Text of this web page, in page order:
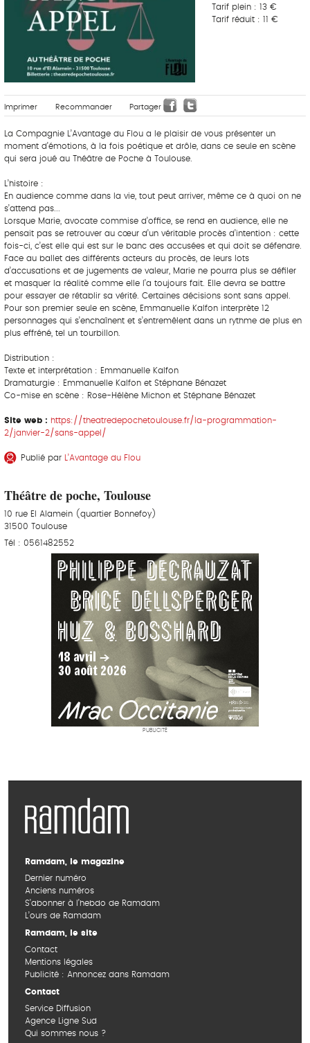
Tarif plein : 13 €
Tarif réduit : 11 €
Imprimer Recommander Partager
La Compagnie L’Avantage du Flou a le plaisir de vous présenter un
moment d’émotions, à la fois poétique et drôle, dans ce seule en scène
qui sera joué au Théâtre de Poche à Toulouse.
L’histoire :
En audience comme dans la vie, tout peut arriver, même ce à quoi on ne
s’attend pas...
Lorsque Marie, avocate commise d’office, se rend en audience, elle ne
pensait pas se retrouver au cœur d’un véritable procès d’intention : cette
fois-ci, c’est elle qui est sur le banc des accusées et qui doit se défendre.
Face au ballet des différents acteurs du procès, de leurs lots
d’accusations et de jugements de valeur, Marie ne pourra plus se défiler
et masquer la réalité comme elle l’a toujours fait. Elle devra se battre
pour essayer de rétablir sa vérité. Certaines décisions sont sans appel.
Pour son premier seule en scène, Emmanuelle Kalfon interprète 12
personnages qui s’enchaînent et s’entremêlent dans un rythme de plus en
plus effréné, tel un tourbillon.
Distribution :
Texte et interprétation : Emmanuelle Kalfon
Dramaturgie : Emmanuelle Kalfon et Stéphane Bénazet
Co-mise en scène : Rose-Hélène Michon et Stéphane Bénazet
Site web : https://theatredepochetoulouse.fr/la-programmation-
2/janvier-2/sans-appel/
Publié par L’Avantage du Flou
Théâtre de poche, Toulouse
10 rue El Alamein (quartier Bonnefoy)
31500 Toulouse
Tél : 0561482552
PUBLICITÉ
Ramdam, le magazine
Dernier numéro
Anciens numéros
S’abonner à l’hebdo de Ramdam
L’ours de Ramdam
Ramdam, le site
Contact
Mentions légales
Publicité : Annoncez dans Ramdam
Contact
Service Diffusion
Agence Ligne Sud
Qui sommes nous ?